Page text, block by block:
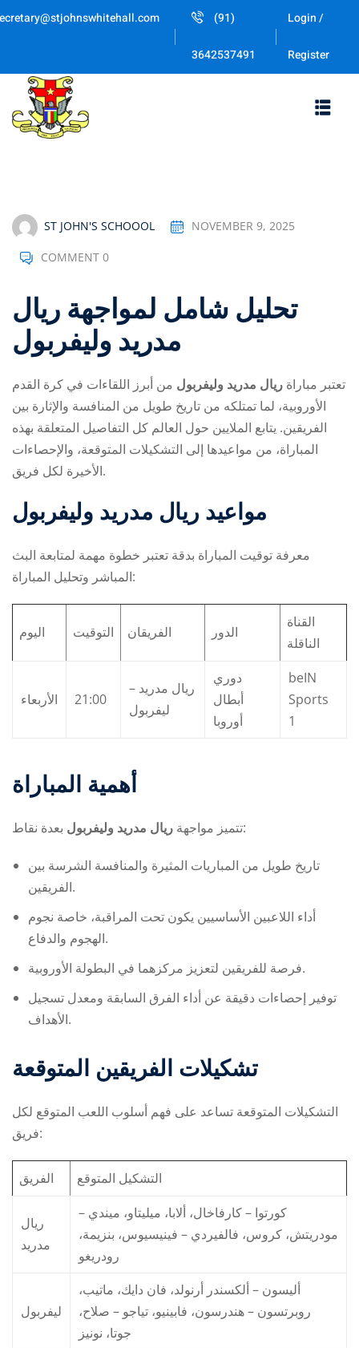
Skip
(91)
3642537491
Login /
Register
ST JOHN'S SCHOOOL NOVEMBER 9, 2025
COMMENT 0
تحليل شامل لمواجهة ريال
مدريد وليفربول
تعتبر مباراة ريال مدريد وليفربول من أبرز اللقاءات في كرة القدم
الأوروبية، لما تمتلكه من تاريخ طويل من المنافسة والإثارة بين
الفريقين. يتابع الملايين حول العالم كل التفاصيل المتعلقة بهذه
المباراة، من مواعيدها إلى التشكيلات المتوقعة، والإحصاءات
الأخيرة لكل فريق.
مواعيد ريال مدريد وليفربول
معرفة توقيت المباراة بدقة تعتبر خطوة مهمة لمتابعة البث
المباشر وتحليل المباراة:
اليوم التوقيت الفريقان الدور
القناة
الناقلة
الأربعاء 21:00
ريال مدريد –
ليفربول
دوري
أبطال
أوروبا
beIN
Sports
1
أهمية المباراة
تتميز مواجهة ريال مدريد وليفربول بعدة نقاط:
تاريخ طويل من المباريات المثيرة والمنافسة الشرسة بين
الفريقين.
أداء اللاعبين الأساسيين يكون تحت المراقبة، خاصة نجوم
الهجوم والدفاع.
فرصة للفريقين لتعزيز مركزهما في البطولة الأوروبية.
توفير إحصاءات دقيقة عن أداء الفرق السابقة ومعدل تسجيل
الأهداف.
تشكيلات الفريقين المتوقعة
التشكيلات المتوقعة تساعد على فهم أسلوب اللعب المتوقع لكل
فريق:
الفريق التشكيل المتوقع
ريال
مدريد
كورتوا – كارفاخال، ألابا، ميليتاو، ميندي –
مودريتش، كروس، فالفيردي – فينيسيوس، بنزيمة،
رودريغو
ليفربول
أليسون – ألكسندر أرنولد، فان دايك، ماتيب،
روبرتسون – هندرسون، فابينيو، تياجو – صلاح،
جوتا، نونيز